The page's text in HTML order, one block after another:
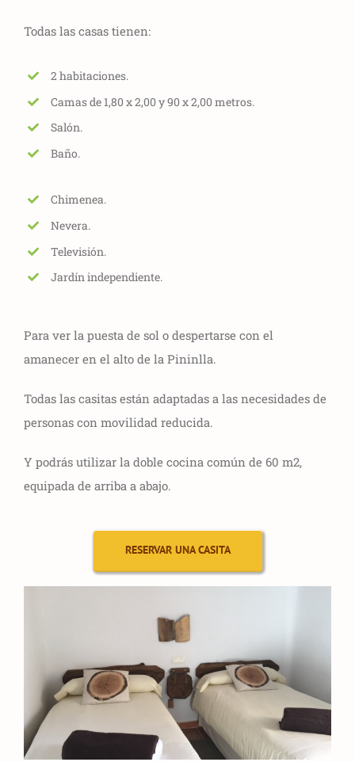
Todas las casas tienen:
2 habitaciones.
Camas de 1,80 x 2,00 y 90 x 2,00 metros.
Salón.
Baño.
Chimenea.
Nevera.
Televisión.
Jardín independiente.
Para ver la puesta de sol o despertarse con el
amanecer en el alto de la Pininlla.
Todas las casitas están adaptadas a las necesidades de
personas con movilidad reducida.
Y podrás utilizar la doble cocina común de 60 m2,
equipada de arriba a abajo.
RESERVAR UNA CASITA